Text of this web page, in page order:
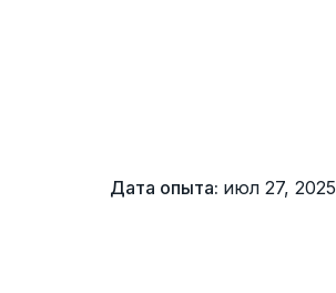
Дата опыта: июл 27, 2025